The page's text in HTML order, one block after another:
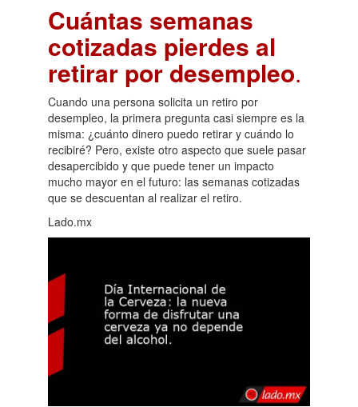
Cuántas semanas
cotizadas pierdes al
retirar por desempleo.
Cuando una persona solicita un retiro por
desempleo, la primera pregunta casi siempre es la
misma: ¿cuánto dinero puedo retirar y cuándo lo
recibiré? Pero, existe otro aspecto que suele pasar
desapercibido y que puede tener un impacto
mucho mayor en el futuro: las semanas cotizadas
que se descuentan al realizar el retiro.
Lado.mx